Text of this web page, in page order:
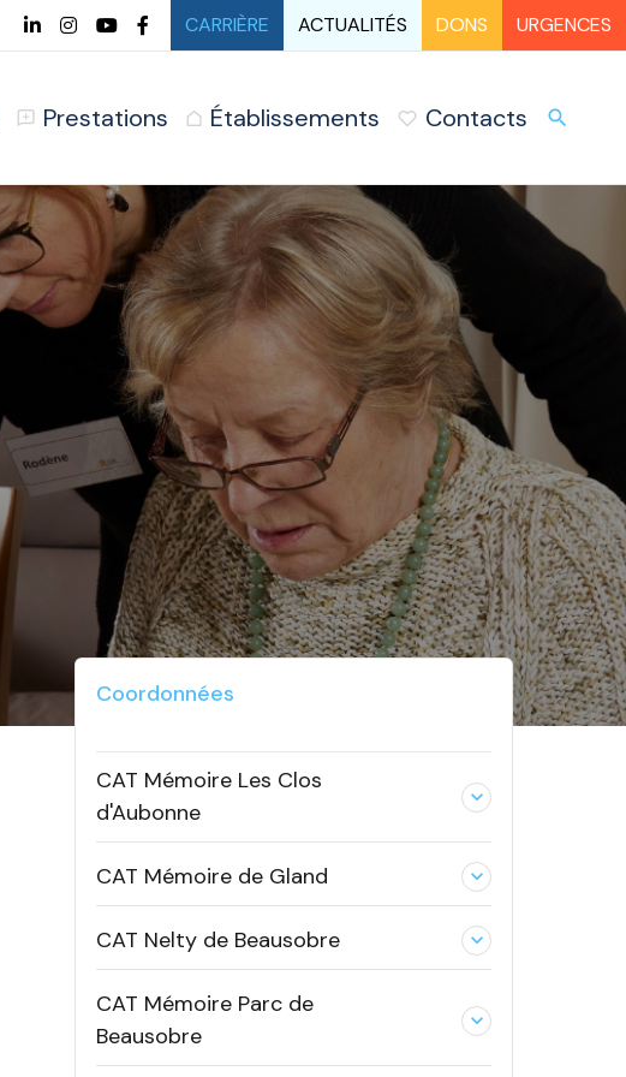
CARRIÈRE ACTUALITÉS DONS URGENCES
Prestations Établissements Contacts search
Coordonnées
CAT Mémoire Les Clos
d'Aubonne
expand_less
CAT Mémoire de Gland expand_less
CAT Nelty de Beausobre expand_less
CAT Mémoire Parc de
Beausobre
expand_less